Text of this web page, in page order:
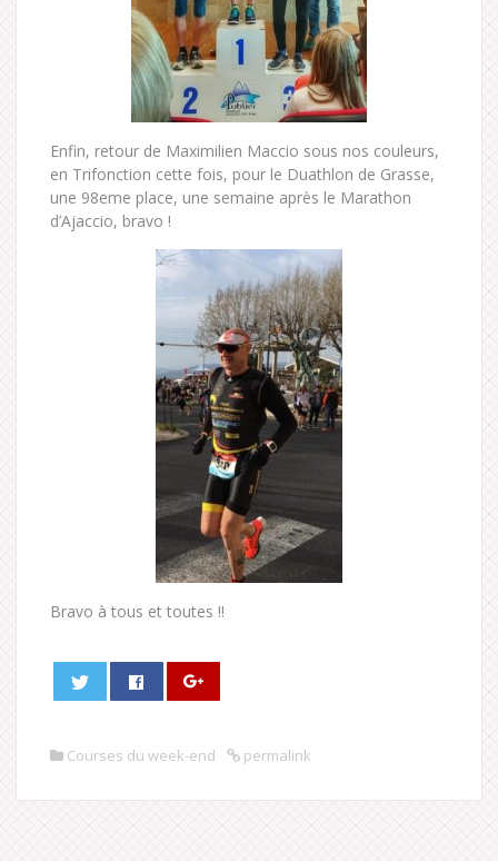
Enfin, retour de Maximilien Maccio sous nos couleurs,
en Trifonction cette fois, pour le Duathlon de Grasse,
une 98eme place, une semaine après le Marathon
d’Ajaccio, bravo !
Bravo à tous et toutes !!
Courses du week-end permalink